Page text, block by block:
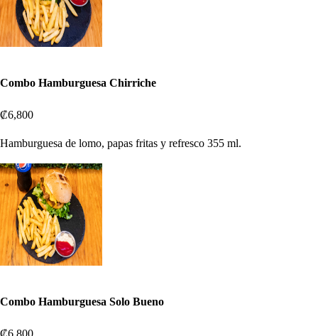
Combo Hamburguesa Chirriche
₡6,800
Hamburguesa de lomo, papas fritas y refresco 355 ml.
Combo Hamburguesa Solo Bueno